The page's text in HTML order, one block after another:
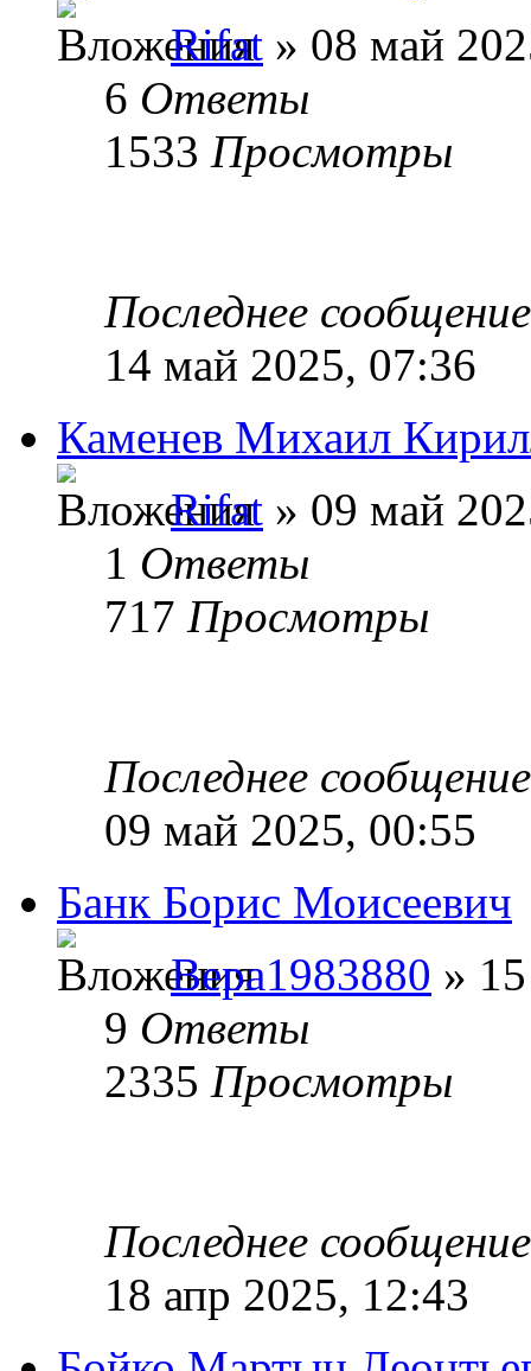
Rifat » 08 май
6 Ответы
1533 Просмотры
Последнее
14 май 2025, 07:36
Каменев Михаил
Rifat » 09 май
1 Ответы
717 Просмотры
Последнее
09 май 2025, 00:55
Банк Борис Моисеевич
Вера1983880 »
9 Ответы
2335 Просмотры
Последнее
18 апр 2025, 12:43